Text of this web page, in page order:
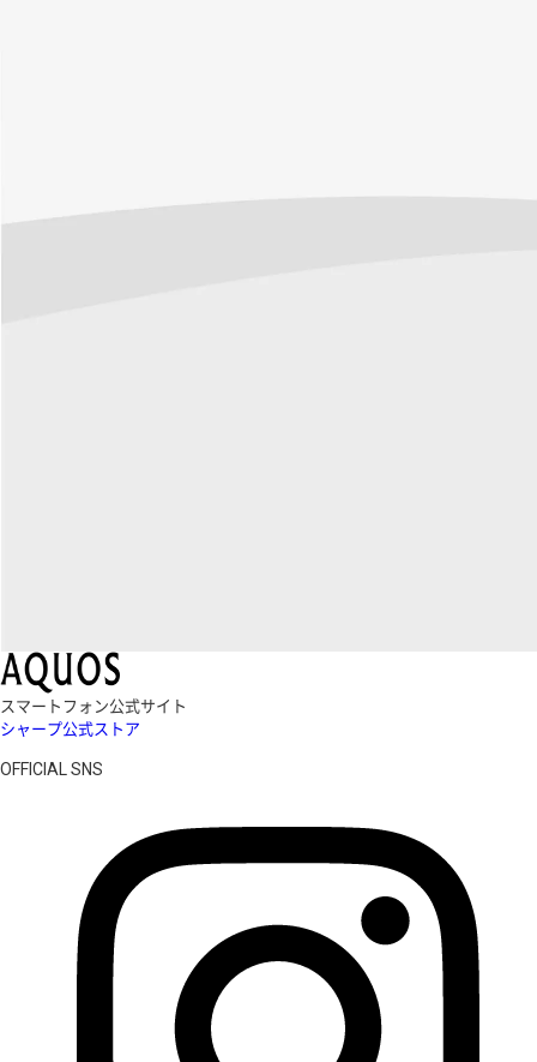
スマートフォン公式サイト
シャープ公式ストア
OFFICIAL SNS